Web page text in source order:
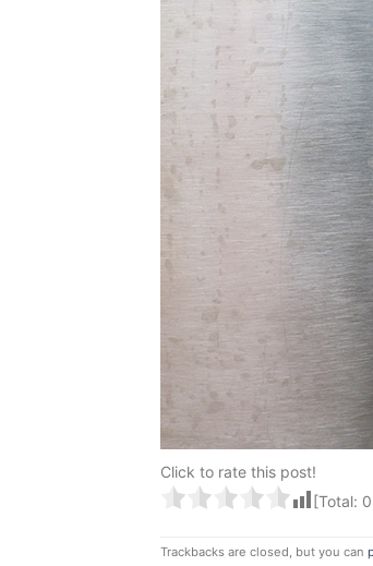
Click to rate this post!
[Total: 0
Trackbacks are closed, but you can